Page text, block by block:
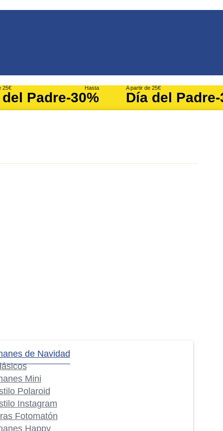
25€
Padre
Hasta
-30%
A partir de 25€
Día del Padre
de Navidad
Mini
Polaroid
Instagram
Fotomatón
Happy